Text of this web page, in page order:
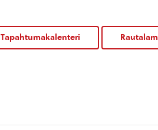
Tapahtumakalenteri